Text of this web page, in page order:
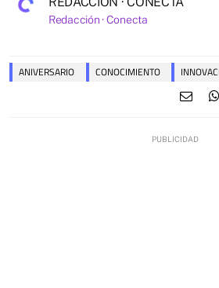
Redacción · Conecta
ANIVERSARIO CONOCIMIENTO